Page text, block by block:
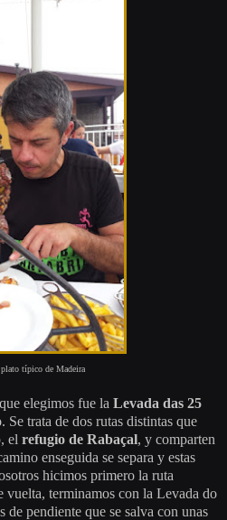
plato típico de Madeira
elegimos fue la Levada das 25
. Se trata de dos rutas distintas que
el refugio de Rabaçal, y comparten
enseguida se separa y estas
hicimos primero la ruta
vuelta, terminamos con la Levada do
de pendiente que se salva con unas